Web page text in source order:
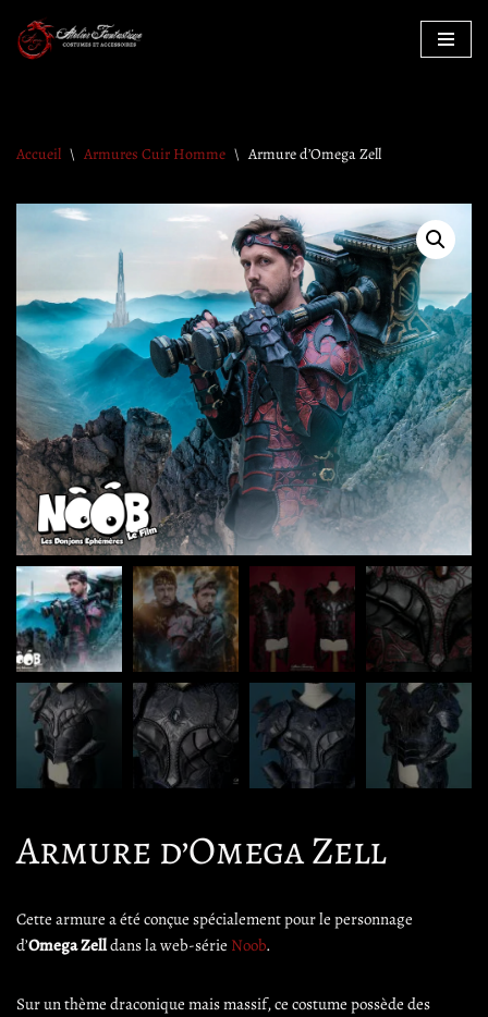
Aller
Accueil \ Armures Cuir Homme \ Armure d’Omega Zell
Armure d’Omega Zell
Cette armure a été conçue spécialement pour le personnage
d’Omega Zelldans la web-série Noob.
Sur un thème draconique mais massif, ce costume possède des